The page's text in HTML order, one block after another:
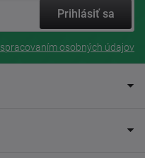
Prihlásiť sa
spracovaním osobných údajov